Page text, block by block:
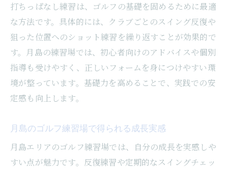
コスパ重視で選ぶ月島ゴルフ施設活用法
アクセス抜群な月島エリアでゴルフを満喫
月島エリアのアクセスしやすいゴルフ練習
場
駅近で通いやすいゴルフ施設の選び方
仕事帰りに寄れるゴルフ施設の魅力とは
駐車場完備のゴルフ練習場を選ぶ理由
中央区でゴルフを満喫するための工夫
ゴルフ上達を目指すなら練習場選びが鍵
打ちっぱなし練習は、ゴルフの基礎を固めるために最適
な方法です。具体的には、クラブごとのスイング反復や
狙った位置へのショット練習を繰り返すことが効果的で
す。月島の練習場では、初心者向けのアドバイスや個別
指導も受けやすく、正しいフォームを身につけやすい環
境が整っています。基礎力を高めることで、実践での安
定感も向上します。
月島のゴルフ練習場で得られる成長実感
月島エリアのゴルフ練習場では、自分の成長を実感しや
すい点が魅力です。反復練習や定期的なスイングチェッ